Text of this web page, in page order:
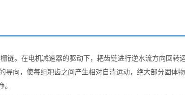
链。在电机减速器的驱动下，耙齿链进行逆水流方向回转
向，使每组耙齿之间产生相对自清运动，绝大部分固体
。